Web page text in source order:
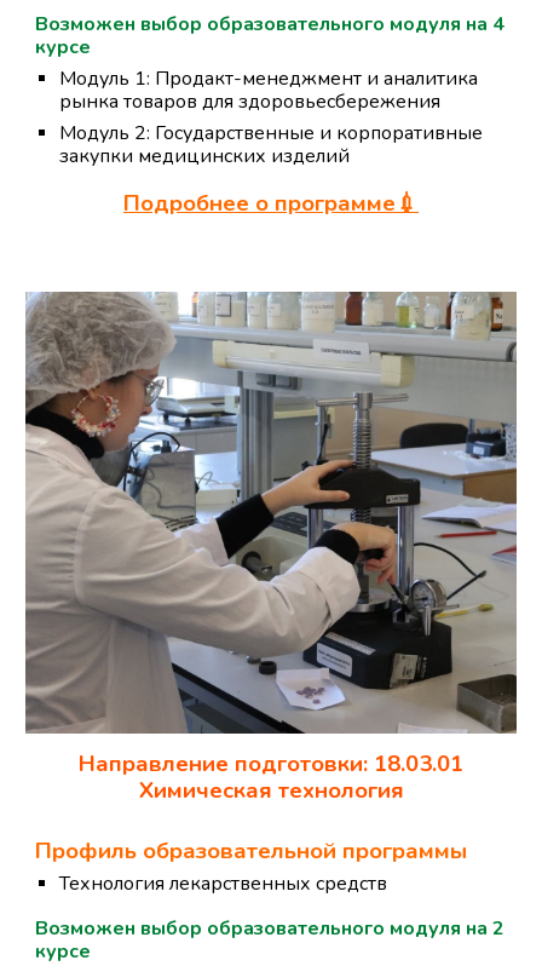
Возможен выбор образовательного модуля на 4
курсе
Модуль 1: Продакт-менеджмент и аналитика
рынка товаров для здоровьесбережения
Модуль 2: Государственные и корпоративные
закупки медицинских изделий
Подробнее о программе💉
Направление подготовки: 18.03.01
Химическая технология
Профиль образовательной программы
Технология лекарственных средств
Возможен выбор образовательного модуля на2
курсе